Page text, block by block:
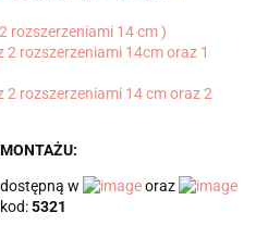
rozszerzeniami 14 cm )
2 rozszerzeniami 14cm oraz 1
2 rozszerzeniami 14 cm oraz 2
w
oraz
5321